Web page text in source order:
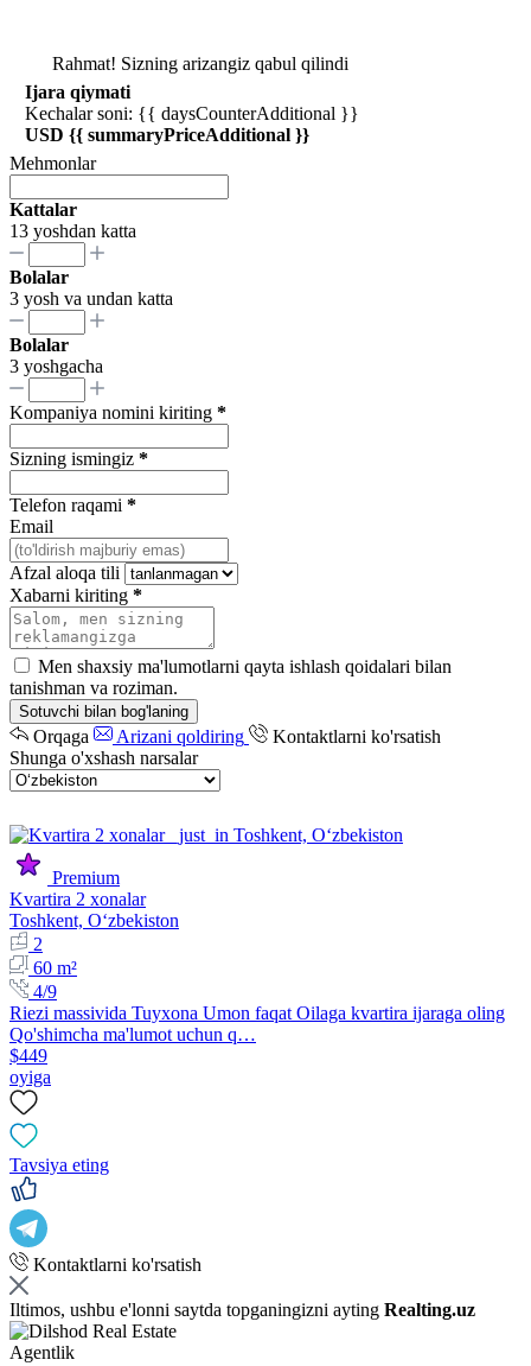
Rahmat! Sizning arizangiz qabul qilindi
Ijara qiymati
Kechalar soni: {{ daysCounterAdditional }}
USD {{ summaryPriceAdditional }}
Mehmonlar
Kattalar
13 yoshdan katta
Bolalar
3 yosh va undan katta
Bolalar
3 yoshgacha
Kompaniya nomini kiriting *
Sizning ismingiz *
Telefon raqami *
Email
Afzal aloqa tili
Xabarni kiriting *
Men shaxsiy ma'lumotlarni qayta ishlash qoidalari bilan
tanishman va roziman.
Sotuvchi bilan bog'laning
Orqaga Arizani qoldiring
Kontaktlarni ko'rsatish
Shunga o'xshash narsalar
Premium
Kvartira 2 xonalar
Toshkent, Oʻzbekiston
2
60 m²
4/9
Riezi massivida Tuyxona Umon faqat Oilaga kvartira ijaraga oling
Qo'shimcha ma'lumot uchun q…
$449
oyiga
Tavsiya eting
Kontaktlarni ko'rsatish
Iltimos, ushbu e'lonni saytda topganingizni ayting Realting.uz
Agentlik